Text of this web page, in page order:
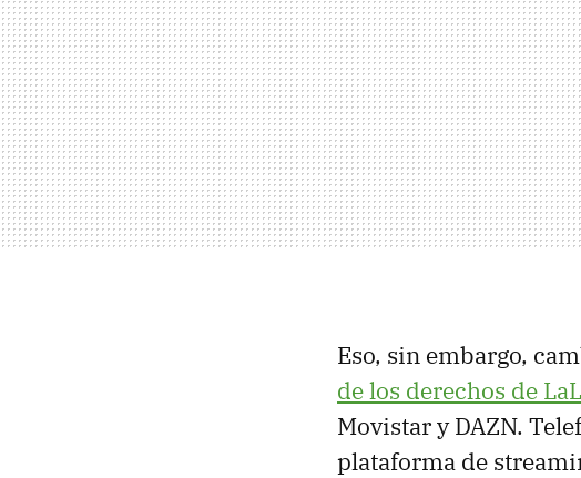
Eso, sin embargo,
de los derechos de
Movistar y DAZN.
plataforma de